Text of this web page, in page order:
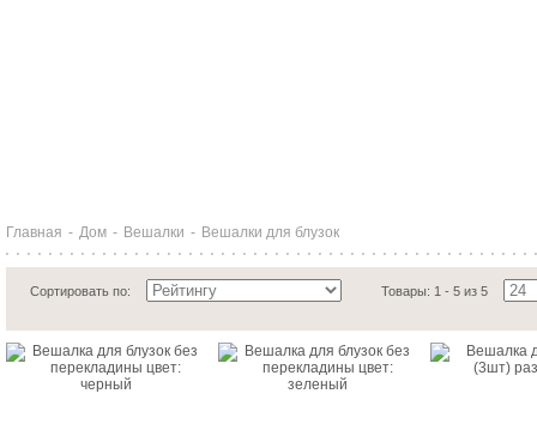
Главная - Дом - Вешалки - Вешалки для блузок
Сортировать по: Товары: 1 - 5 из 5